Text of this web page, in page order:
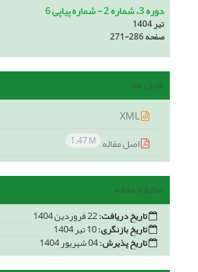
دوره 3، شماره 2 - شماره پیاپی 6
تیر 1404
صفحه271-286
فایل ها
اصل مقاله 1.47 M
سابقه مقاله
تاریخ دریافت:
تاریخ بازنگری:
تاریخ پذیرش:04 شهریور 1404